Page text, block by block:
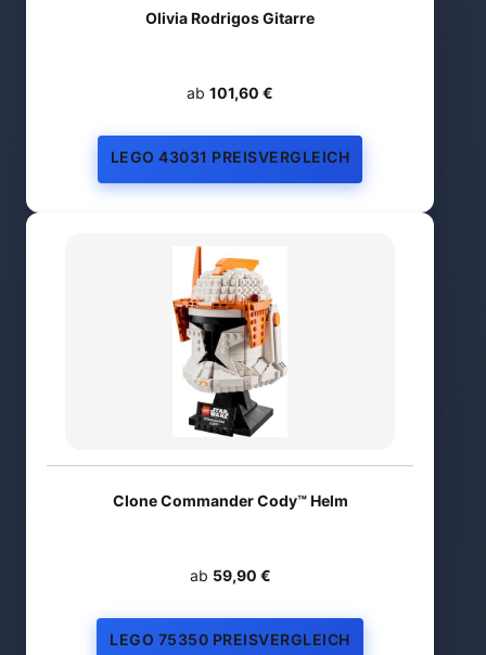
Olivia Rodrigos Gitarre
ab 101,60 €
LEGO 43031 PREISVERGLEICH
Clone Commander Cody™ Helm
ab 59,90 €
LEGO 75350 PREISVERGLEICH